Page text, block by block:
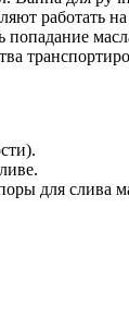
для слива